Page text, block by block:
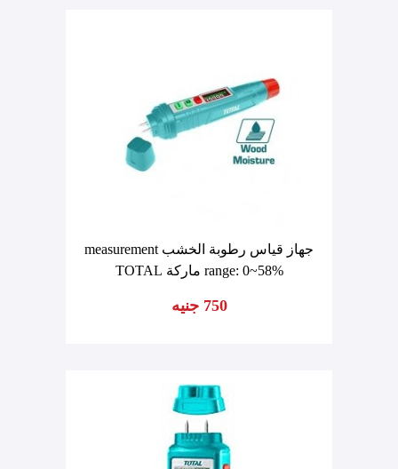
جهاز قياس رطوبة الخشب measurement
range: 0~58% ماركة TOTAL
750 جنيه